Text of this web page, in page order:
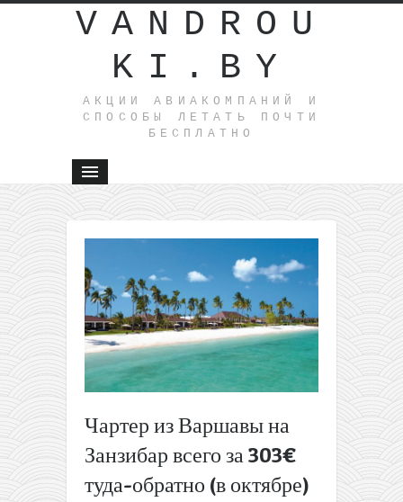
VANDROU
KI.BY
АКЦИИ АВИАКОМПАНИЙ И
СПОСОБЫ ЛЕТАТЬ ПОЧТИ
БЕСПЛАТНО
Чартер из Варшавы на
Занзибар всего за 303€
туда-обратно (в октябре)
номера в
отеле 4*
Праге
всего за
6,66€!
Пакетные
туры из
всего от
128€!
Вылет 29
сентября